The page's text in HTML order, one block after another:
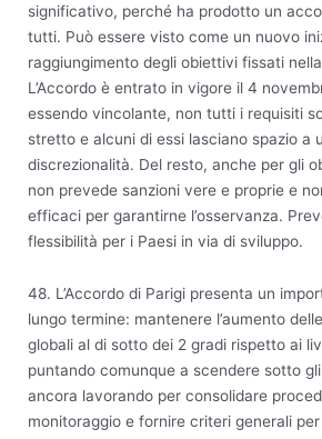
significativo, perché ha prodotto un
tutti. Può essere visto come un nuovo
raggiungimento degli obiettivi fissati
L’Accordo è entrato in vigore il 4
essendo vincolante, non tutti i requisiti
stretto e alcuni di essi lasciano spazio a
discrezionalità. Del resto, anche per gli
non prevede sanzioni vere e proprie e
efficaci per garantirne l’osservanza.
flessibilità per i Paesi in via di sviluppo.
48. L’Accordo di Parigi presenta un
lungo termine: mantenere l’aumento
globali al di sotto dei 2 gradi rispetto ai
puntando comunque a scendere sotto
ancora lavorando per consolidare
monitoraggio e fornire criteri generali